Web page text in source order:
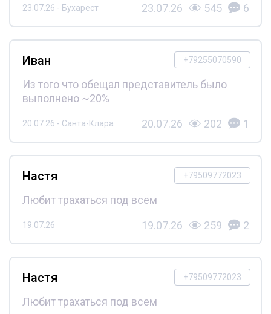
23.07.26 - Бухарест 23.07.26 545 6
+79255070590
Иван
Из того что обещал представитель было
выполнено ~20%
20.07.26 - Санта-Клара 20.07.26 202 1
+79509772023
Настя
Любит трахаться под всем
19.07.26 19.07.26 259 2
+79509772023
Настя
Любит трахаться под всем